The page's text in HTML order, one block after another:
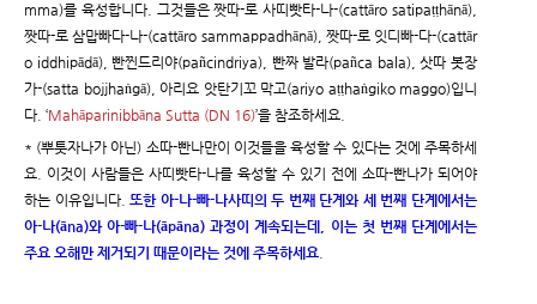
mma)를 육성합니다. 그것들은 짯따-로 사띠빳타-나-(cattāro satipaṭṭhānā),
짯따-로 삼맙빠다-나-(cattāro sammappadhānā), 짯따-로 잇디빠-다-(cattār
o iddhipādā), 빤찐드리야(pañcindriya), 빤짜 발라(pañca bala), 삿따 봇장
가-(satta bojjhaṅgā), 아리요 앗탄기꼬 막고(ariyo aṭṭhaṅgiko maggo)입니
다. ‘Mahāparinibbāna Sutta (DN 16)’을 참조하세요.
* (뿌툿자나가 아닌) 소따-빤나만이 이것들을 육성할 수 있다는 것에 주목하세
요. 이것이 사람들은 사띠빳타-나를 육성할 수 있기 전에 소따-빤나가 되어야
하는 이유입니다.또한 아-나-빠-나사띠의 두 번째 단계와 세 번째 단계에서는
아-나(āna)와 아-빠-나(āpāna) 과정이 계속되는데, 이는 첫 번째 단계에서는
주요 오해만 제거되기 때문이라는 것에 주목하세요